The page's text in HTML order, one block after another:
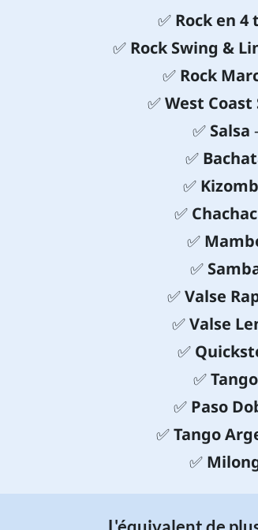
✅ Rock en 4
✅ Rock Swing &
✅ Rock
✅West Coast
✅ Salsa
✅
✅
✅
✅
✅
✅Valse
✅Valse
✅
✅Tango
✅ Paso
✅Tango
✅